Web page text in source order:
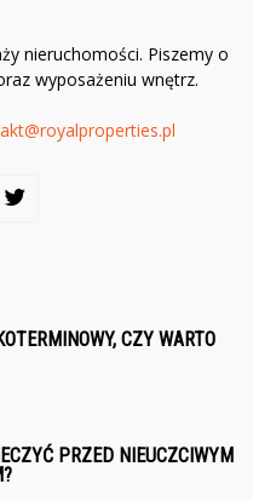
nieruchomości. Piszemy o
wyposażeniu wnętrz.
CZY WARTO
PRZED NIEUCZCIWYM